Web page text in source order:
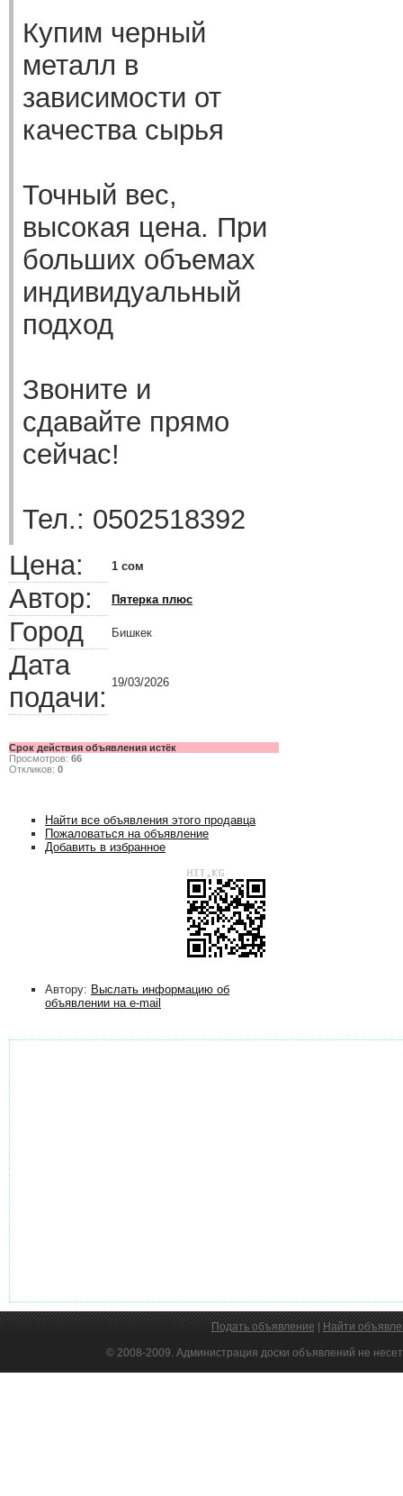
Купим черный
металл в
зависимости от
качества сырья
Точный вес,
высокая цена. При
больших объемах
индивидуальный
подход
Звоните и
сдавайте прямо
сейчас!
Тел.: 0502518392
Цена:
1 сом
Автор: Пятерка плюс
Город Бишкек
Дата
подачи: 19/03/2026
Срок действия объявления истёк
Просмотров: 66
Откликов: 0
Найти все объявления этого продавца
Пожаловаться на объявление
Добавить в избранное
Автору: Выслать информацию об
объявлении на e-mail
Подать объявление Найти
© 2008-2009. Администрация доски объявлений не